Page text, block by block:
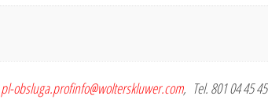
pl-obsluga.profinfo@wolterskluwer.com, Tel. 801 04 45 45